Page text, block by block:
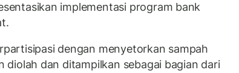
implementasi program bank
dengan menyetorkan sampah
diolah dan ditampilkan sebagai bagian dari